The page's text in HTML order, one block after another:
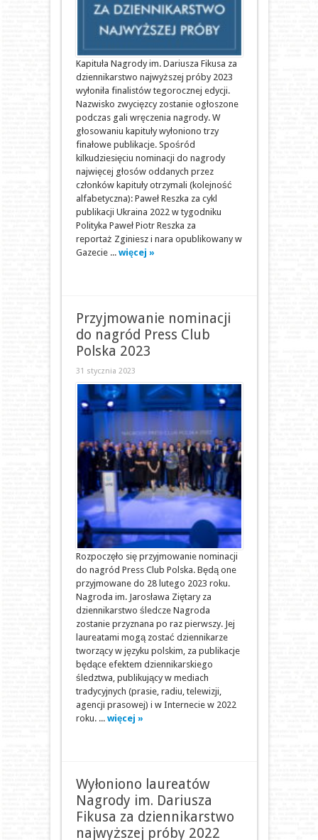
Kapituła Nagrody im. Dariusza Fikusa za
dziennikarstwo najwyższej próby 2023
wyłoniła finalistów tegorocznej edycji.
Nazwisko zwycięzcy zostanie ogłoszone
podczas gali wręczenia nagrody. W
głosowaniu kapituły wyłoniono trzy
finałowe publikacje. Spośród
kilkudziesięciu nominacji do nagrody
najwięcej głosów oddanych przez
członków kapituły otrzymali (kolejność
alfabetyczna): Paweł Reszka za cykl
publikacji Ukraina 2022 w tygodniku
Polityka Paweł Piotr Reszka za
reportaż Zginiesz i nara opublikowany w
Gazecie ... więcej »
Przyjmowanie nominacji
do nagród Press Club
Polska 2023
31 stycznia 2023
Rozpoczęło się przyjmowanie nominacji
do nagród Press Club Polska. Będą one
przyjmowane do 28 lutego 2023 roku.
Nagroda im. Jarosława Ziętary za
dziennikarstwo śledcze Nagroda
zostanie przyznana po raz pierwszy. Jej
laureatami mogą zostać dziennikarze
tworzący w języku polskim, za publikacje
będące efektem dziennikarskiego
śledztwa, publikujący w mediach
tradycyjnych (prasie, radiu, telewizji,
agencji prasowej) i w Internecie w 2022
roku. ... więcej »
Wyłoniono laureatów
Nagrody im. Dariusza
Fikusa za dziennikarstwo
najwyższej próby 2022